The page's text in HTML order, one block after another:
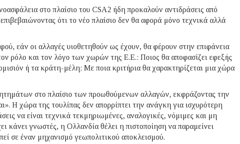
στο πλαίσιο του CSA2 ήδη προκαλούν αντιδράσεις από
ότι το νέο πλαίσιο δεν θα αφορά μόνο τεχνικά αλλά
εάν οι αλλαγές υιοθετηθούν ως έχουν, θα φέρουν στην επιφάνεια
ρόλο και τον λόγο των χωρών της Ε.Ε.: Ποιος θα αποφασίζει εφεξής
ή τα κράτη-μέλη; Με ποια κριτήρια θα χαρακτηρίζεται μια χώρα
στο πλαίσιο των προωθούμενων αλλαγών, εκφράζοντας την
Η χώρα της τουλίπας δεν απορρίπτει την ανάγκη για ισχυρότερη
να είναι τεχνικά τεκμηριωμένες, αναλογικές, νόμιμες και μη
κάνει γνωστές, η Ολλανδία θέλει η πιστοποίηση να παραμείνει
σε έναν μηχανισμό γεωπολιτικού αποκλεισμού.